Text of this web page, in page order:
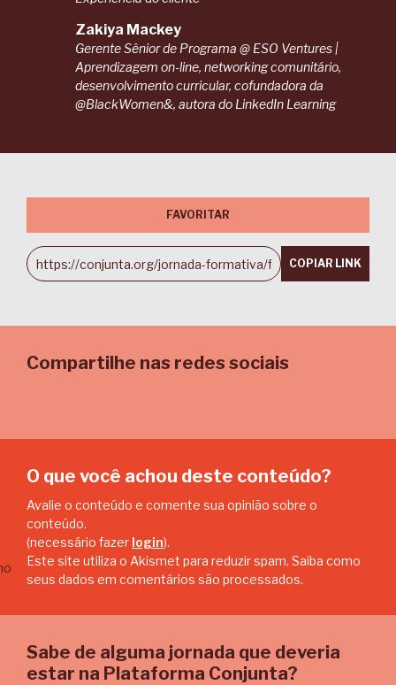
Zakiya Mackey
Gerente Sênior de Programa @ ESO Ventures |
Aprendizagem on-line, networking comunitário,
desenvolvimento curricular, cofundadora da
@BlackWomen&, autora do LinkedIn Learning
FAVORITAR
COPIAR LINK
Compartilhe nas redes sociais
O que você achou deste conteúdo?
Avalie o conteúdo e comente sua opinião sobre o
conteúdo.
(necessário fazer login).
Este site utiliza o Akismet para reduzir spam. Saiba como
seus dados em comentários são processados.
Sabe de alguma jornada que deveria
estar na Plataforma Conjunta?